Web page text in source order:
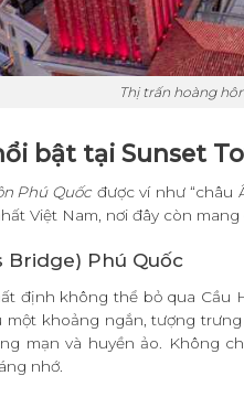
Thị trấn hoàng
bật tại Sunset
Phú Quốcđược ví như “châu
Việt Nam, nơi đây còn
Bridge) Phú Quốc
định không thể bỏ qua
khoảng ngắn, tượng
mạn và huyền ảo. Không
nhớ.